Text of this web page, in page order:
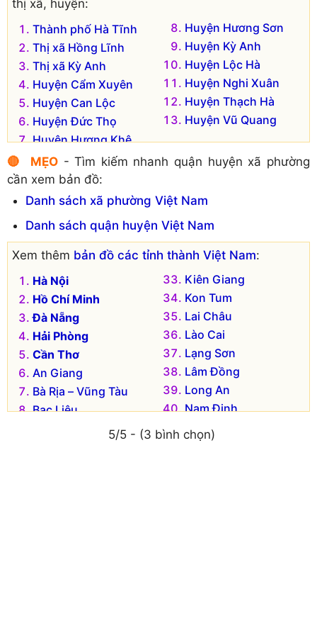
thị xã, huyện:
Thành phố Hà Tĩnh
Thị xã Hồng Lĩnh
Thị xã Kỳ Anh
Huyện Cẩm Xuyên
Huyện Can Lộc
Huyện Đức Thọ
Huyện Hương Khê
Huyện Hương Sơn
Huyện Kỳ Anh
Huyện Lộc Hà
Huyện Nghi Xuân
Huyện Thạch Hà
Huyện Vũ Quang
🔴 MẸO- Tìm kiếm nhanh quận huyện xã phường
cần xem bản đồ:
Danh sách xã phường Việt Nam
Danh sách quận huyện Việt Nam
Xem thêm bản đồ các tỉnh thành Việt Nam:
Hà Nội
Hồ Chí Minh
Đà Nẵng
Hải Phòng
Cần Thơ
An Giang
Bà Rịa – Vũng Tàu
Bạc Liêu
Kiên Giang
Kon Tum
Lai Châu
Lào Cai
Lạng Sơn
Lâm Đồng
Long An
Nam Định
Nghệ An
Ninh Bình
5/5 - (3 bình chọn)